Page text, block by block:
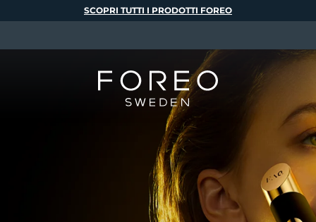
SCOPRI TUTTI I PRODOTTI FOREO